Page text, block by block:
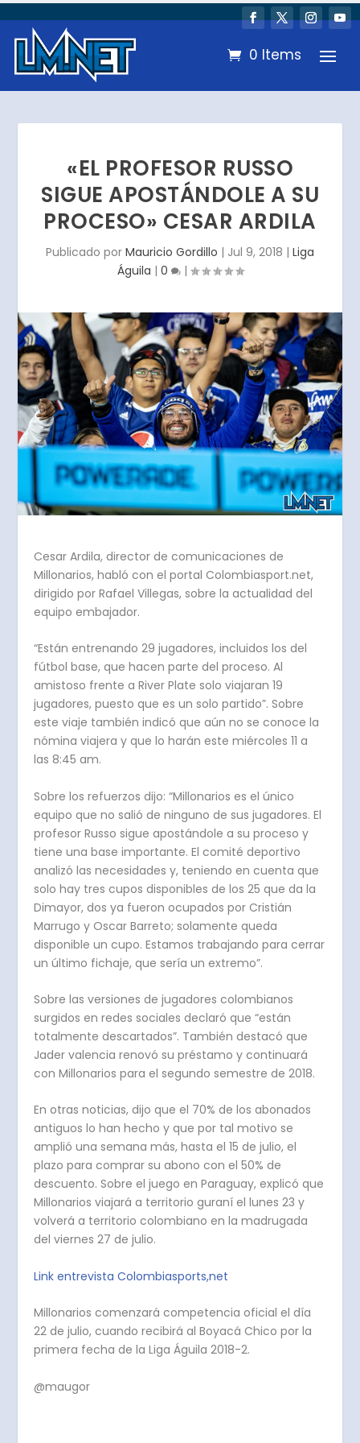
0 Items
«EL PROFESOR RUSSO
SIGUE APOSTÁNDOLE A SU
PROCESO» CESAR ARDILA
Publicado por Mauricio Gordillo | Jul 9, 2018 | Liga
Águila | 0 |
Cesar Ardila, director de comunicaciones de
Millonarios, habló con el portal Colombiasport.net,
dirigido por Rafael Villegas, sobre la actualidad del
equipo embajador.
“Están entrenando 29 jugadores, incluidos los del
fútbol base, que hacen parte del proceso. Al
amistoso frente a River Plate solo viajaran 19
jugadores, puesto que es un solo partido”. Sobre
este viaje también indicó que aún no se conoce la
nómina viajera y que lo harán este miércoles 11 a
las 8:45 am.
Sobre los refuerzos dijo: “Millonarios es el único
equipo que no salió de ninguno de sus jugadores. El
profesor Russo sigue apostándole a su proceso y
tiene una base importante. El comité deportivo
analizó las necesidades y, teniendo en cuenta que
solo hay tres cupos disponibles de los 25 que da la
Dimayor, dos ya fueron ocupados por Cristián
Marrugo y Oscar Barreto; solamente queda
disponible un cupo. Estamos trabajando para cerrar
un último fichaje, que sería un extremo”.
Sobre las versiones de jugadores colombianos
surgidos en redes sociales declaró que “están
totalmente descartados”. También destacó que
Jader valencia renovó su préstamo y continuará
con Millonarios para el segundo semestre de 2018.
En otras noticias, dijo que el 70% de los abonados
antiguos lo han hecho y que por tal motivo se
amplió una semana más, hasta el 15 de julio, el
plazo para comprar su abono con el 50% de
descuento. Sobre el juego en Paraguay, explicó que
Millonarios viajará a territorio guraní el lunes 23 y
volverá a territorio colombiano en la madrugada
del viernes 27 de julio.
Link entrevista Colombiasports,net
Millonarios comenzará competencia oficial el día
22 de julio, cuando recibirá al Boyacá Chico por la
primera fecha de la Liga Águila 2018-2.
@maugor